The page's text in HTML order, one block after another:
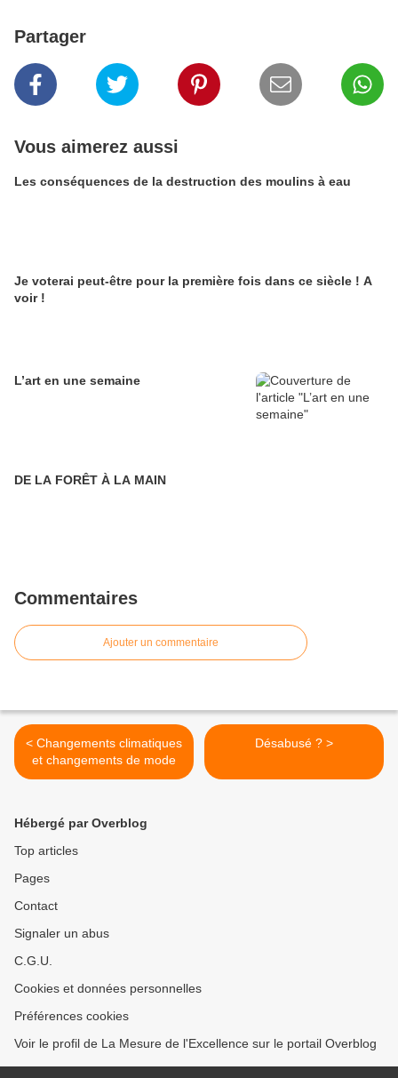
Partager
Vous aimerez aussi
Les conséquences de la destruction des moulins à eau
Je voterai peut-être pour la première fois dans ce siècle ! A
voir !
L’art en une semaine
DE LA FORÊT À LA MAIN
Commentaires
Ajouter un commentaire
< Changements climatiques
et changements de mode
Désabusé ? >
Hébergé par Overblog
Top articles
Pages
Contact
Signaler un abus
C.G.U.
Cookies et données personnelles
Préférences cookies
Voir le profil de La Mesure de l'Excellence sur le portail Overblog